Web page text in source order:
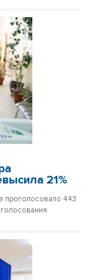
21%
проголосовало 443